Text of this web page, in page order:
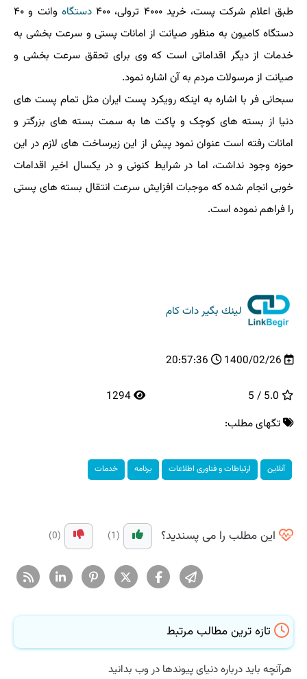
طبق اعلام شرکت پست، خرید ۴۰۰۰ ترولی، ۴۰۰
دستگاه
وانت و ۴۰
دستگاه کامیون به منظور صیانت از امانات پستی و سرعت بخشی به
خدمات از دیگر اقداماتی است که وی برای تحقق سرعت بخشی و
صیانت از مرسولات مردم به آن اشاره نمود.
سبحانی فر با اشاره به اینکه رویکرد پست ایران مثل تمام پست های
دنیا از بسته های کوچک و پاکت ها به سمت بسته های بزرگتر و
امانات رفته است عنوان نمود پیش از این زیرساخت های لازم در این
حوزه وجود نداشت، اما در شرایط کنونی و در یکسال اخیر اقدامات
خوبی انجام شده که موجبات افزایش سرعت انتقال بسته های پستی
را فراهم نموده است.
لینك بگیر دات كام
1400/02/26
20:57:36
تگهای مطلب:
آنلاین ارتباطات و فناوری اطلاعات برنامه خدمات
این مطلب را می پسندید؟ (1)
(0)
تازه ترین مطالب مرتبط
هرآنچه باید درباره دنیای پیوندها در وب بدانید